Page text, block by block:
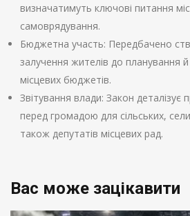
визначатимуть ключові питання
самоврядування.
Бюджетна участь: Передбачено
залучення жителів до планування й
місцевих бюджетів.
Звітування влади: Закон деталізує
перед громадою для сільських,
також депутатів місцевих рад.
Вас може зацікавити